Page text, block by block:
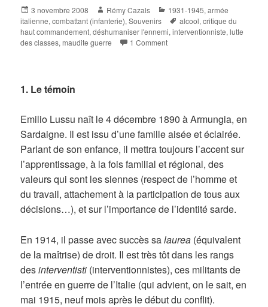
Posted
on
3 novembre 2008 Author
Rémy Cazals Categories
1931-1945,armée
italienne,combattant (infanterie),Souvenirs Tags
alcool,critique du
haut commandement,déshumaniser l'ennemi,interventionniste,lutte
des classes,maudite guerre 1 Comment
1. Le témoin
Emilio Lussu naît le 4 décembre 1890 à Armungia, en
Sardaigne. Il est issu d’une famille aisée et éclairée.
Parlant de son enfance, il mettra toujours l’accent sur
l’apprentissage, à la fois familial et régional, des
valeurs qui sont les siennes (respect de l’homme et
du travail, attachement à la participation de tous aux
décisions…), et sur l’importance de l’identité sarde.
En 1914, il passe avec succès salaurea (équivalent
de la maîtrise) de droit. Il est très tôt dans les rangs
desinterventisti (interventionnistes), ces militants de
l’entrée en guerre de l’Italie (qui advient, on le sait, en
mai 1915, neuf mois après le début du conflit).